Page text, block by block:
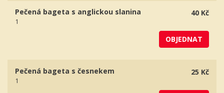
40 Kč
Pečená bageta s anglickou slanina
1
OBJEDNAT
25 Kč
Pečená bageta s česnekem
1